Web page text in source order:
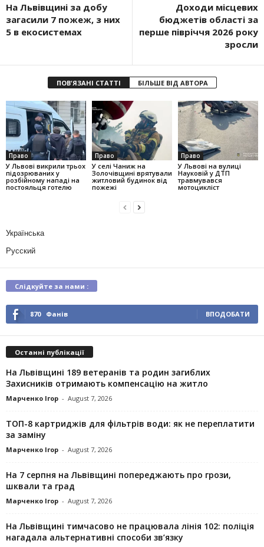
На Львівщині за добу
загасили 7 пожеж, з них
5 в екосистемах
Доходи місцевих
бюджетів області за
перше півріччя 2026 року
зросли
ПОВ'ЯЗАНІ СТАТТІ БІЛЬШЕ ВІД АВТОРА
Право
У Львові викрили трьох
підозрюваних у
розбійному нападі на
постояльця готелю
Право
У селі Чаниж на
Золочівщині врятували
житловий будинок від
пожежі
Право
У Львові на вулиці
Науковій у ДТП
травмувався
мотоцикліст
Українська
Русский
Слідкуйте за нами :
870 Фанів ВПОДОБАТИ
Останні публікації
На Львівщині 189 ветеранів та родин загиблих
Захисників отримають компенсацію на житло
Марченко Ігор - August 7, 2026
ТОП-8 картриджів для фільтрів води: як не переплатити
за заміну
Марченко Ігор - August 7, 2026
На 7 серпня на Львівщині попереджають про грози,
шквали та град
Марченко Ігор - August 7, 2026
На Львівщині тимчасово не працювала лінія 102: поліція
нагадала альтернативні способи зв’язку